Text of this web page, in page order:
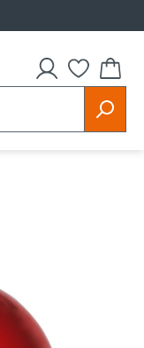
Du